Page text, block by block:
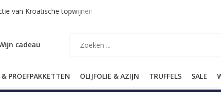
binnen EU op aanvraag
cadeau
PROEFPAKKETTEN OLIJFOLIE & AZIJN TRUFFELS SALE